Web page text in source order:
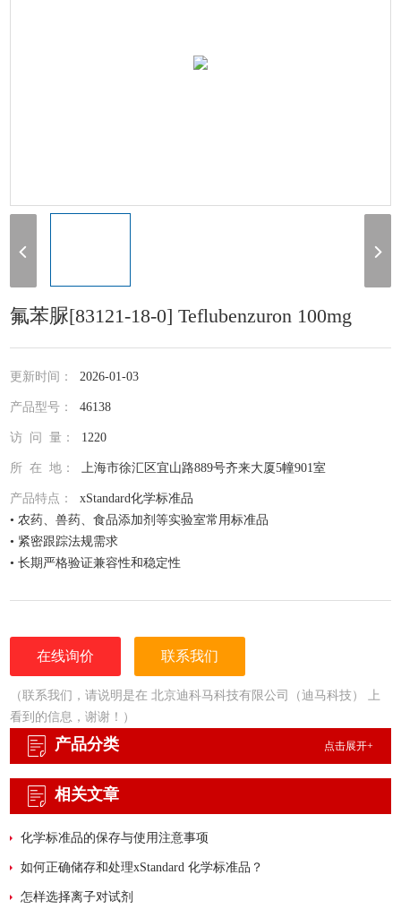
氟苯脲[83121-18-0] Teflubenzuron 100mg
更新时间：2026-01-03
产品型号：46138
访 问 量： 1220
所 在 地：上海市徐汇区宜山路889号齐来大厦5幢901室
产品特点：xStandard化学标准品
• 农药、兽药、食品添加剂等实验室常用标准品
• 紧密跟踪法规需求
• 长期严格验证兼容性和稳定性
• 详尽的分析证书（COA）
• 更为人性化的小包装量，利于保存，节约成本
在线询价 联系我们
（联系我们，请说明是在 北京迪科马科技有限公司（迪马科技） 上
看到的信息，谢谢！）
产品分类 点击展开+
相关文章
化学标准品的保存与使用注意事项
如何正确储存和处理xStandard 化学标准品？
怎样选择离子对试剂